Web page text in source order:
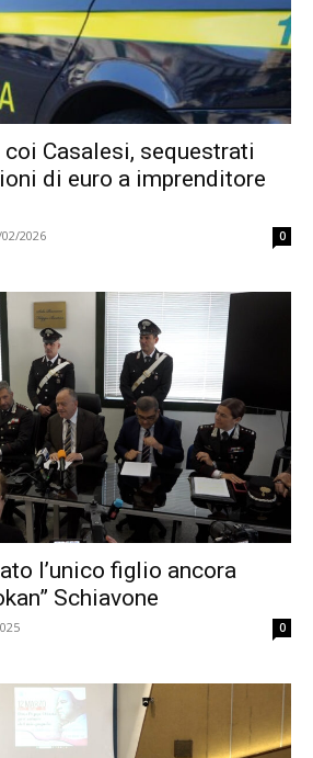
coi Casalesi, sequestrati
di euro a imprenditore
2026 0
l’unico figlio ancora
Schiavone
0